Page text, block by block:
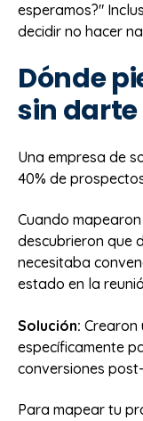
esperamos?"
decidir no hacer
Dónde
sin
Una empresa de
40% de
Cuando
descubrieron que
necesitaba
estado en la
Solución: Crearon
específicamente
conversiones
Para mapear tu